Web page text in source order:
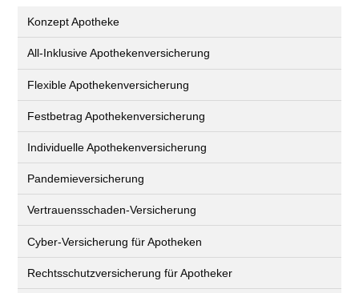
Konzept Apotheke
All-Inklusive Apothekenversicherung
Flexible Apothekenversicherung
Festbetrag Apothekenversicherung
Individuelle Apothekenversicherung
Pandemieversicherung
Vertrauensschaden-Versicherung
Cyber-Versicherung für Apotheken
Rechtsschutzversicherung für Apotheker